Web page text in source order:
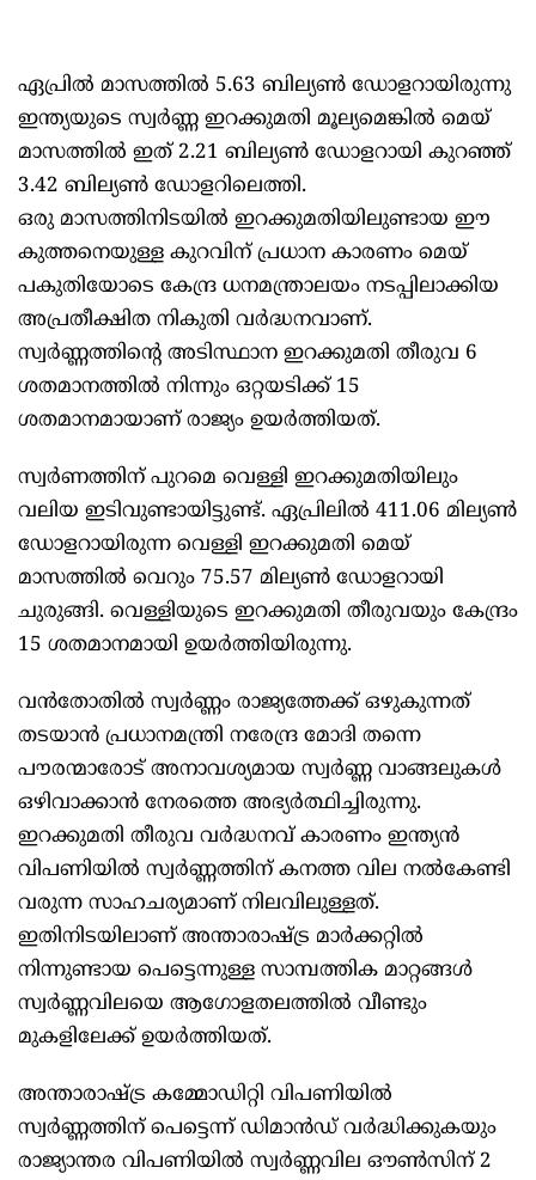
ഏപ്രിൽ മാസത്തിൽ 5.63 ബില്യൺ ഡോളറായിരുന്നു
ഇന്ത്യയുടെ സ്വർണ്ണ ഇറക്കുമതി മൂല്യമെങ്കില്‍ മെയ്
മാസത്തിൽ ഇത് 2.21 ബില്യൺ ഡോളറായി കുറഞ്ഞ്
3.42 ബില്യൺ ഡോളറിലെത്തി.
ഒരു മാസത്തിനിടയിൽ ഇറക്കുമതിയിലുണ്ടായ ഈ
കുത്തനെയുള്ള കുറവിന് പ്രധാന കാരണം മെയ്
പകുതിയോടെ കേന്ദ്ര ധനമന്ത്രാലയം നടപ്പിലാക്കിയ
അപ്രതീക്ഷിത നികുതി വർദ്ധനവാണ്.
സ്വർണ്ണത്തിന്റെ അടിസ്ഥാന ഇറക്കുമതി തീരുവ 6
ശതമാനത്തിൽ നിന്നും ഒറ്റയടിക്ക് 15
ശതമാനമായാണ് രാജ്യം ഉയർത്തിയത്.
സ്വർണത്തിന് പുറമെ വെള്ളി ഇറക്കുമതിയിലും
വലിയ ഇടിവുണ്ടായിട്ടുണ്ട്. ഏപ്രിലിൽ 411.06 മില്യൺ
ഡോളറായിരുന്ന വെള്ളി ഇറക്കുമതി മെയ്
മാസത്തിൽ വെറും 75.57 മില്യൺ ഡോളറായി
ചുരുങ്ങി. വെള്ളിയുടെ ഇറക്കുമതി തീരുവയും കേന്ദ്രം
15 ശതമാനമായി ഉയർത്തിയിരുന്നു.
വൻതോതിൽ സ്വർണ്ണം രാജ്യത്തേക്ക് ഒഴുകുന്നത്
തടയാൻ പ്രധാനമന്ത്രി നരേന്ദ്ര മോദി തന്നെ
പൗരന്മാരോട് അനാവശ്യമായ സ്വർണ്ണ വാങ്ങലുകൾ
ഒഴിവാക്കാൻ നേരത്തെ അഭ്യർത്ഥിച്ചിരുന്നു.
ഇറക്കുമതി തീരുവ വർദ്ധനവ് കാരണം ഇന്ത്യൻ
വിപണിയിൽ സ്വർണ്ണത്തിന് കനത്ത വില നൽകേണ്ടി
വരുന്ന സാഹചര്യമാണ് നിലവിലുള്ളത്.
ഇതിനിടയിലാണ് അന്താരാഷ്ട്ര മാർക്കറ്റിൽ
നിന്നുണ്ടായ പെട്ടെന്നുള്ള സാമ്പത്തിക മാറ്റങ്ങൾ
സ്വർണ്ണവിലയെ ആഗോളതലത്തിൽ വീണ്ടും
മുകളിലേക്ക് ഉയർത്തിയത്.
അന്താരാഷ്ട്ര കമ്മോഡിറ്റി വിപണിയിൽ
സ്വർണ്ണത്തിന് പെട്ടെന്ന് ഡിമാൻഡ് വർദ്ധിക്കുകയും
രാജ്യാന്തര വിപണിയിൽ സ്വർണ്ണവില ഔൺസിന് 2